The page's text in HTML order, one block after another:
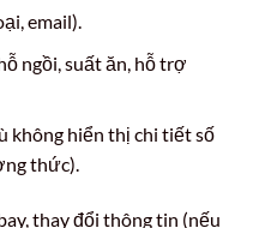
email).
ngồi, suất ăn, hỗ trợ
không hiển thị chi tiết số
thức).
thay đổi thông tin (nếu